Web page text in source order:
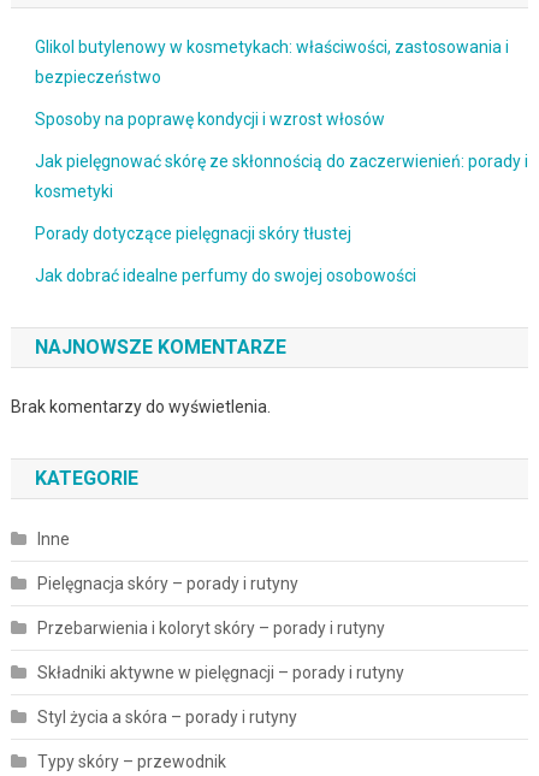
Glikol butylenowy w kosmetykach: właściwości, zastosowania i
bezpieczeństwo
Sposoby na poprawę kondycji i wzrost włosów
Jak pielęgnować skórę ze skłonnością do zaczerwienień: porady i
kosmetyki
Porady dotyczące pielęgnacji skóry tłustej
Jak dobrać idealne perfumy do swojej osobowości
NAJNOWSZE KOMENTARZE
Brak komentarzy do wyświetlenia.
KATEGORIE
Inne
Pielęgnacja skóry – porady i rutyny
Przebarwienia i koloryt skóry – porady i rutyny
Składniki aktywne w pielęgnacji – porady i rutyny
Styl życia a skóra – porady i rutyny
Typy skóry – przewodnik